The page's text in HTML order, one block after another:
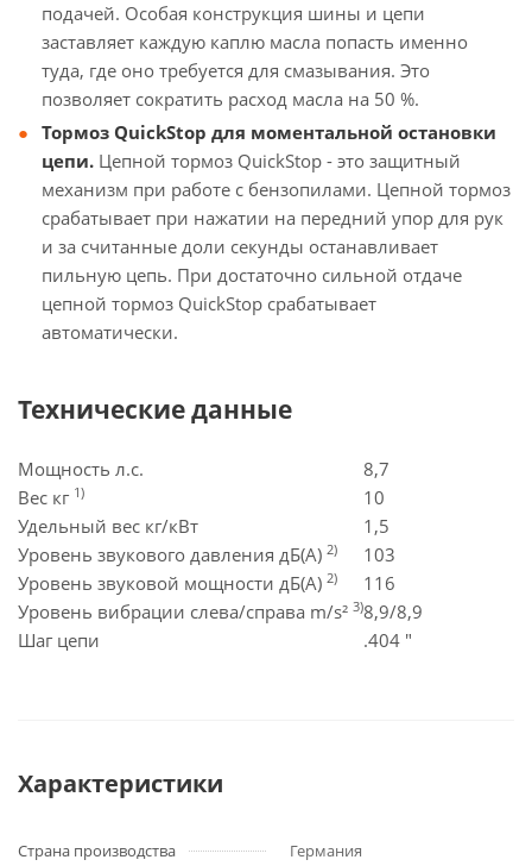
подачей. Особая конструкция шины и цепи
заставляет каждую каплю масла попасть именно
туда, где оно требуется для смазывания. Это
позволяет сократить расход масла на 50 %.
Тормоз QuickStop для моментальной остановки
цепи. Цепной тормоз QuickStop - это защитный
механизм при работе с бензопилами. Цепной тормоз
срабатывает при нажатии на передний упор для рук
и за считанные доли секунды останавливает
пильную цепь. При достаточно сильной отдаче
цепной тормоз QuickStop срабатывает
автоматически.
Технические данные
Мощность л.с.
8,7
Вес кг 1)
10
Удельный вес кг/кВт
1,5
Уровень звукового давления дБ(A) 2)
103
Уровень звуковой мощности дБ(A) 2)
116
Уровень вибрации слева/справа m/s² 3)8,9/8,9
Шаг цепи
.404 "
Характеристики
Страна производства Германия